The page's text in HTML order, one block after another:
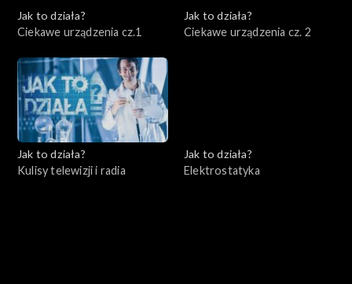
Jak to działa?
Ciekawe urządzenia cz.1
Jak to działa?
Ciekawe urządzenia cz. 2
Jak to działa?
Kulisy telewizji i radia
Jak to działa?
Elektrostatyka